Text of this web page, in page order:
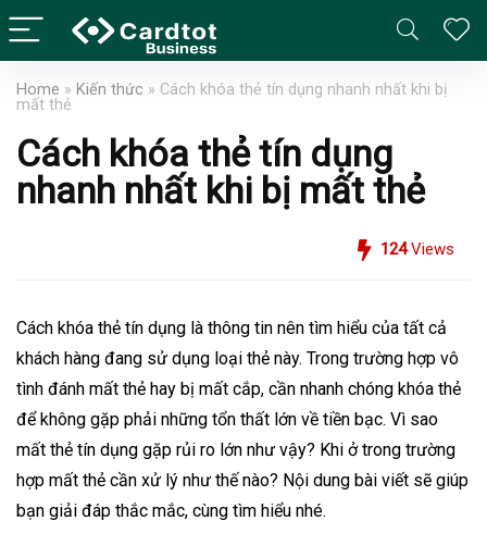
Home » Kiến thức » Cách khóa thẻ tín dụng nhanh nhất khi bị
mất thẻ
Cách khóa thẻ tín dụng
nhanh nhất khi bị mất thẻ
124Views
Cách khóa thẻ tín dụng là thông tin nên tìm hiểu của tất cả
khách hàng đang sử dụng loại thẻ này. Trong trường hợp vô
tình đánh mất thẻ hay bị mất cắp, cần nhanh chóng khóa thẻ
để không gặp phải những tổn thất lớn về tiền bạc. Vì sao
mất thẻ tín dụng gặp rủi ro lớn như vậy? Khi ở trong trường
hợp mất thẻ cần xử lý như thế nào? Nội dung bài viết sẽ giúp
bạn giải đáp thắc mắc, cùng tìm hiểu nhé.